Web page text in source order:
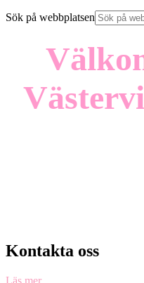
Sök på webbplatsen
Kontakta oss
Läs mer